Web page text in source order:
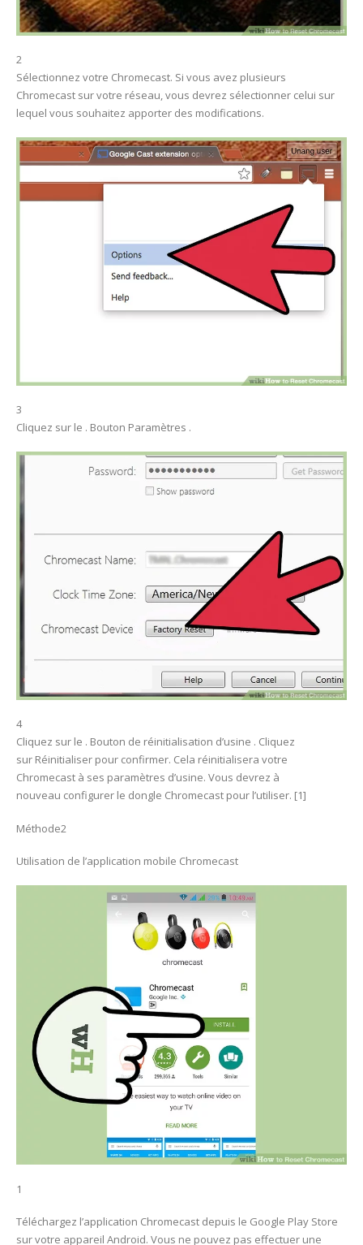
2
Sélectionnez votre Chromecast. Si vous avez plusieurs
Chromecast sur votre réseau, vous devrez sélectionner celui sur
lequel vous souhaitez apporter des modifications.
3
Cliquez sur le . Bouton Paramètres .
4
Cliquez sur le . Bouton de réinitialisation d’usine . Cliquez
sur Réinitialiser pour confirmer. Cela réinitialisera votre
Chromecast à ses paramètres d’usine. Vous devrez à
nouveau configurer le dongle Chromecast pour l’utiliser. [1]
Méthode2
Utilisation de l’application mobile Chromecast
1
Téléchargez l’application Chromecast depuis le Google Play Store
sur votre appareil Android. Vous ne pouvez pas effectuer une